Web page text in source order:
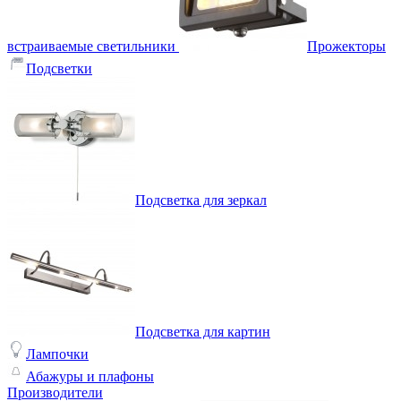
встраиваемые светильники
Прожекторы
Подсветки
Подсветка для зеркал
Подсветка для картин
Лампочки
Абажуры и плафоны
Производители